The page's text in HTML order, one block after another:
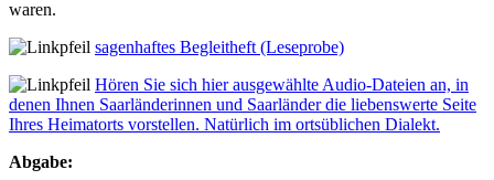
waren.
sagenhaftes Begleitheft (Leseprobe)
Hören Sie sich hier ausgewählte Audio-Dateien an, in
denen Ihnen Saarländerinnen und Saarländer die liebenswerte Seite
Ihres Heimatorts vorstellen. Natürlich im ortsüblichen Dialekt.
Abgabe: